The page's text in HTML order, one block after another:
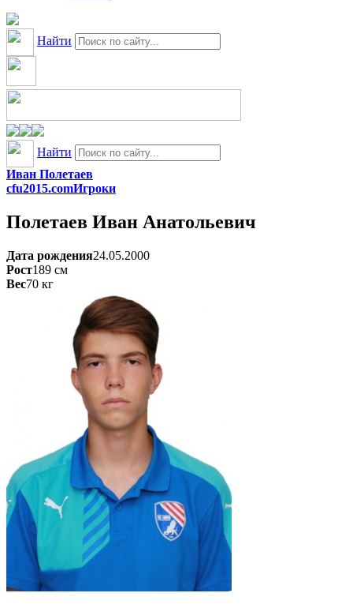
Найти
Найти
Иван Полетаев
cfu2015.comИгроки
Полетаев Иван Анатольевич
Дата рождения24.05.2000
Рост189 см
Вес70 кг